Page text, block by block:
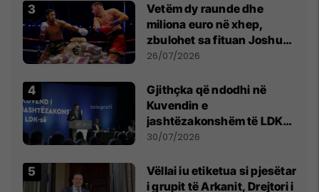
Vetëm dy raunde dhe
miliona euro në xhep,
zbulohet sa fituan Joshua
e Prenga
26/07/2026
Gjithçka që ndodhi në
Kuvendin e
jashtëzakonshëm të LDK-
së
30/07/2026
Vëllai iu etiketua si pjesëtar
i grupit të Arkanit, Drejtori i